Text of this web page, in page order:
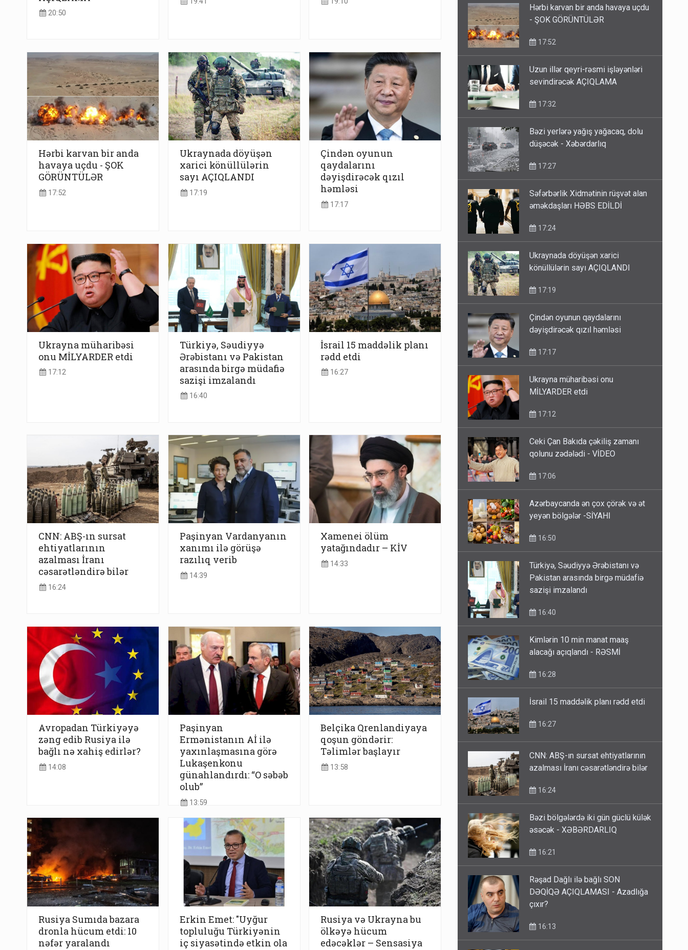
20:50
Hərbi karvan bir anda
havaya uçdu - ŞOK
GÖRÜNTÜLƏR
17:52
Ukraynada döyüşən
xarici könüllülərin
sayı AÇIQLANDI
17:19
Çindən oyunun
qaydalarını
dəyişdirəcək qızıl
həmləsi
17:17
Ukrayna müharibəsi
onu MİLYARDER etdi
17:12
Türkiyə, Səudiyyə
Ərəbistanı və Pakistan
arasında birgə müdafiə
sazişi imzalandı
16:40
İsrail 15 maddəlik planı
rədd etdi
16:27
CNN: ABŞ-ın sursat
ehtiyatlarının
azalması İranı
cəsarətləndirə bilər
16:24
Paşinyan Vardanyanın
xanımı ilə görüşə
razılıq verib
14:39
Xamenei ölüm
yatağındadır – KİV
14:33
Avropadan Türkiyəyə
zəng edib Rusiya ilə
bağlı nə xahiş edirlər?
14:08
Paşinyan
Ermənistanın Aİ ilə
yaxınlaşmasına görə
Lukaşenkonu
günahlandırdı: “O səbəb
olub”
13:59
Belçika Qrenlandiyaya
qoşun göndərir:
Təlimlər başlayır
13:58
Rusiya Sumıda bazara
dronla hücum etdi: 10
nəfər yaralandı
Erkin Emet: "Uyğur
topluluğu Türkiyənin
iç siyasətində etkin ola
Rusiya və Ukrayna bu
ölkəyə hücum
edəcəklər – Sensasiya
Hərbi karvan bir anda havaya uçdu
- ŞOK GÖRÜNTÜLƏR
17:52
Uzun illər qeyri-rəsmi işləyənləri
sevindirəcək AÇIQLAMA
17:32
Bəzi yerlərə yağış yağacaq, dolu
düşəcək - Xəbərdarlıq
17:27
Səfərbərlik Xidmətinin rüşvət alan
əməkdaşları HƏBS EDİLDİ
17:24
Ukraynada döyüşən xarici
könüllülərin sayı AÇIQLANDI
17:19
Çindən oyunun qaydalarını
dəyişdirəcək qızıl həmləsi
17:17
Ukrayna müharibəsi onu
MİLYARDER etdi
17:12
Ceki Çan Bakıda çəkiliş zamanı
qolunu zədələdi - VİDEO
17:06
Azərbaycanda ən çox çörək və ət
yeyən bölgələr -SİYAHI
16:50
Türkiyə, Səudiyyə Ərəbistanı və
Pakistan arasında birgə müdafiə
sazişi imzalandı
16:40
Kimlərin 10 min manat maaş
alacağı açıqlandı - RƏSMİ
16:28
İsrail 15 maddəlik planı rədd etdi
16:27
CNN: ABŞ-ın sursat ehtiyatlarının
azalması İranı cəsarətləndirə bilər
16:24
Bəzi bölgələrdə iki gün güclü külək
əsəcək - XƏBƏRDARLIQ
16:21
Rəşad Dağlı ilə bağlı SON
DƏQİQƏ AÇIQLAMASI - Azadlığa
çıxır?
16:13